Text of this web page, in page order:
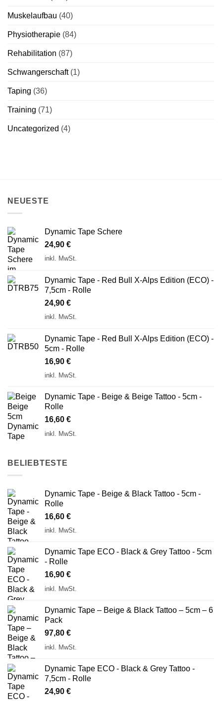
Muskelaufbau (40)
Physiotherapie (84)
Rehabilitation (87)
Schwangerschaft(1)
Taping (36)
Training (71)
Uncategorized (4)
NEUESTE
Dynamic Tape Schere
24,90 €
inkl. MwSt.
Dynamic Tape - Red Bull X-Alps Edition (ECO) -
7,5cm - Rolle
24,90 €
inkl. MwSt.
Dynamic Tape - Red Bull X-Alps Edition (ECO) -
5cm - Rolle
16,90 €
inkl. MwSt.
Dynamic Tape - Beige & Beige Tattoo - 5cm -
Rolle
16,60 €
inkl. MwSt.
BELIEBTESTE
Dynamic Tape - Beige & Black Tattoo - 5cm -
Rolle
16,60 €
inkl. MwSt.
Dynamic Tape ECO - Black & Grey Tattoo - 5cm
- Rolle
16,90 €
inkl. MwSt.
Dynamic Tape – Beige & Black Tattoo – 5cm – 6
Pack
97,80 €
inkl. MwSt.
Dynamic Tape ECO - Black & Grey Tattoo -
7,5cm - Rolle
24,90 €